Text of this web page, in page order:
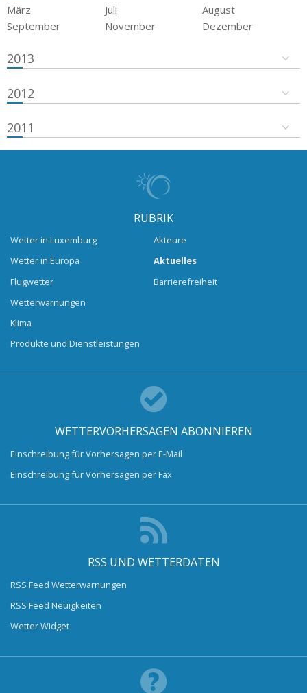
März Juli
August
September
November Dezember
2013
2012
2011
RUBRIK
Wetter in Luxemburg
Wetter in Europa
Flugwetter
Wetterwarnungen
Klima
Produkte und Dienstleistungen
Akteure
Aktuelles
Barrierefreiheit
WETTERVORHERSAGEN ABONNIEREN
Einschreibung für Vorhersagen per E-Mail
Einschreibung für Vorhersagen per Fax
RSS UND WETTERDATEN
RSS Feed Wetterwarnungen
RSS Feed Neuigkeiten
Wetter Widget